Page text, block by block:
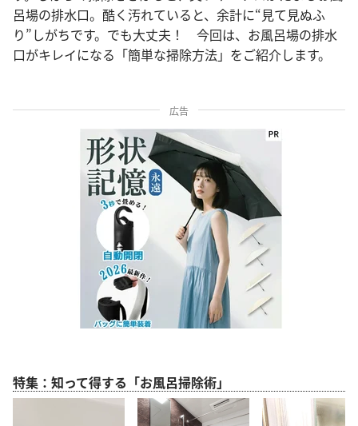
呂場の排水口。酷く汚れていると、余計に“見て見ぬふ
り”しがちです。でも大丈夫！ 今回は、お風呂場の排水
口がキレイになる「簡単な掃除方法」をご紹介します。
広告
特集：知って得する「お風呂掃除術」